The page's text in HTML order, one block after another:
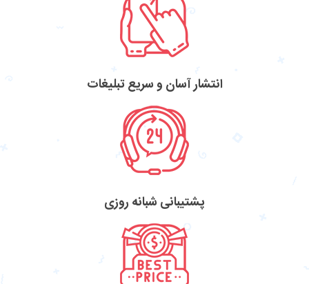
انتشار آسان و سریع تبلیغات
پشتیبانی شبانه روزی